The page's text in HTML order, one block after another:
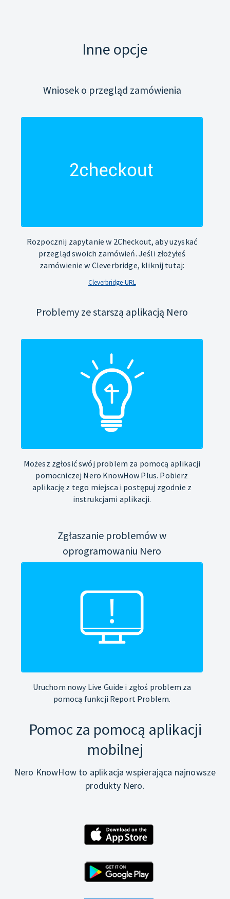
Inne opcje
Wniosek o przegląd zamówienia
Rozpocznij zapytanie w 2Checkout, aby uzyskać
przegląd swoich zamówień. Jeśli złożyłeś
zamówienie w Cleverbridge, kliknij tutaj:
Cleverbridge-URL
Problemy ze starszą aplikacją Nero
Możesz zgłosić swój problem za pomocą aplikacji
pomocniczej Nero KnowHow Plus. Pobierz
aplikację z tego miejsca i postępuj zgodnie z
instrukcjami aplikacji.
Zgłaszanie problemów w
oprogramowaniu Nero
Uruchom nowy Live Guide i zgłoś problem za
pomocą funkcji Report Problem.
Pomoc za pomocą aplikacji
mobilnej
Nero KnowHow to aplikacja wspierająca najnowsze
produkty Nero.